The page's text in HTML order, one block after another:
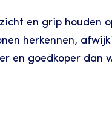
en grip houden
herkennen,
en goedkoper dan